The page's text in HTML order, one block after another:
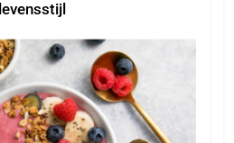
levensstijl